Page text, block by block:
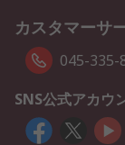
カスタマーサ
045-335-
SNS公式アカウ